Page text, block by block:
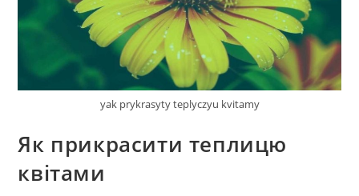
yak prykrasyty teplyczyu kvitamy
Як прикрасити теплицю
квітами